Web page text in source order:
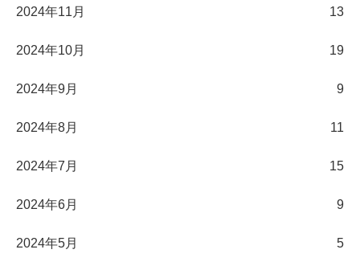
2024年11月 13
2024年10月 19
2024年9月 9
2024年8月 11
2024年7月 15
2024年6月 9
2024年5月 5